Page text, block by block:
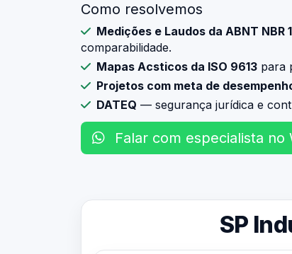
Como resolvemos
Medições e Laudos da ABNT NBR
comparabilidade.
Mapas Acsticos da ISO 9613 para
Projetos com meta de
DATEQ — segurança jurídica e
Falar com especialista no
SP